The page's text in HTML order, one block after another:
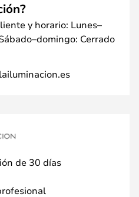
y horario: Lunes–
Cerrado
de 30 días